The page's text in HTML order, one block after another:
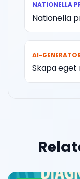
NATIONELLA
Nationella
AI-GENERATOR
Skapa